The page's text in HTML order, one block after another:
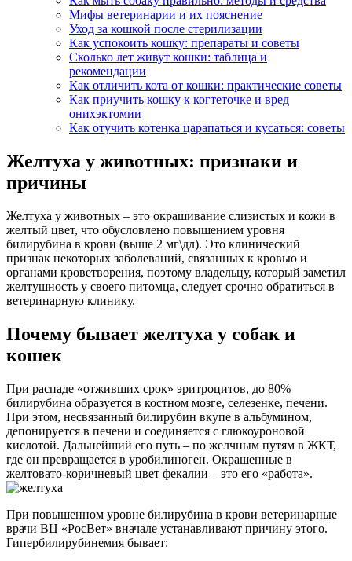
Мифы ветеринарии и их пояснение
Уход за кошкой после стерилизации
Как успокоить кошку: препараты и советы
Сколько лет живут кошки: таблица и
рекомендации
Как отличить кота от кошки: практические советы
Как приучить кошку к когтеточке и вред
онихэктомии
Как отучить котенка царапаться и кусаться: советы
Желтуха у животных: признаки и
причины
Желтуха у животных – это окрашивание слизистых и кожи в
желтый цвет, что обусловлено повышением уровня
билирубина в крови (выше 2 мг\дл). Это клинический
признак некоторых заболеваний, связанных к кровью и
органами кроветворения, поэтому владельцу, который заметил
желтушность у своего питомца, следует срочно обратиться в
ветеринарную клинику.
Почему бывает желтуха у собак и
кошек
При распаде «отживших срок» эритроцитов, до 80%
билирубина образуется в костном мозге, селезенке, печени.
При этом, несвязанный билирубин вкупе в альбумином,
депонируется в печени и соединяется с глюкоуроновой
кислотой. Дальнейший его путь – по желчным путям в ЖКТ,
где он превращается в уробилиноген. Окрашенные в
желтовато-коричневый цвет фекалии – это его «работа».
При повышенном уровне билирубина в крови ветеринарные
врачи ВЦ «РосВет» вначале устанавливают причину этого.
Гипербилирубинемия бывает: